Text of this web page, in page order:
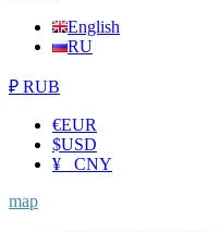
English
RU
₽ RUB
€EUR
$USD
¥ CNY
map